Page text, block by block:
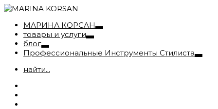
МАРИНА КОРСАН
товары и услуги
блог
Профессиональные Инструменты Стилиста
найти...